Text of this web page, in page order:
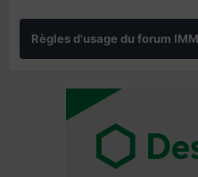
Règles d'usage du forum